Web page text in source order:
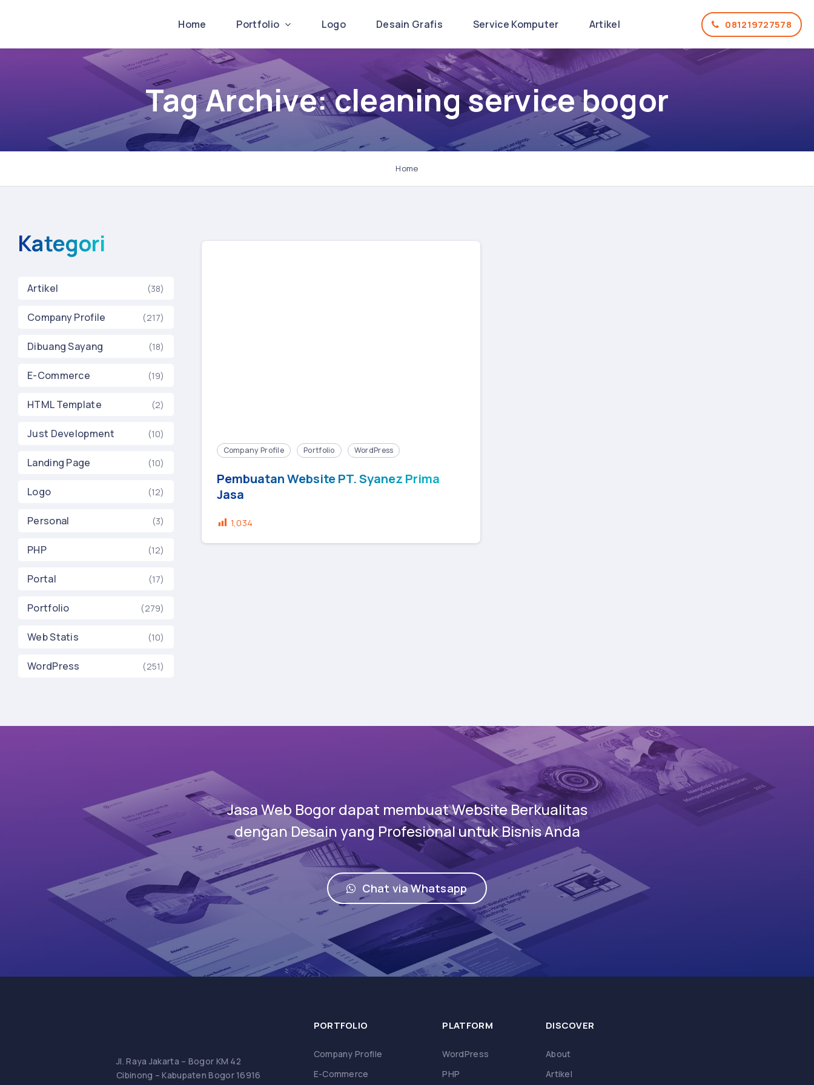
Home Portfolio Logo Desain Grafis Service Komputer Artikel 081219727578
Tag Archive: cleaning service bogor
Home
Kategori
Artikel (38)
Company Profile (217)
Dibuang Sayang (18)
E-Commerce (19)
HTML Template (2)
Just Development (10)
Landing Page (10)
Logo (12)
Personal (3)
PHP (12)
Portal (17)
Portfolio (279)
Web Statis (10)
WordPress (251)
Company Profile Portfolio WordPress
Pembuatan Website PT. Syanez Prima
Jasa
1,034
Jasa Web Bogor dapat membuat Website Berkualitas
dengan Desain yang Profesional untuk Bisnis Anda
Chat via Whatsapp
Jl. Raya Jakarta – Bogor KM 42
Cibinong – Kabupaten Bogor 16916
PORTFOLIO
Company Profile
E-Commerce
PLATFORM
WordPress
PHP
DISCOVER
About
Artikel